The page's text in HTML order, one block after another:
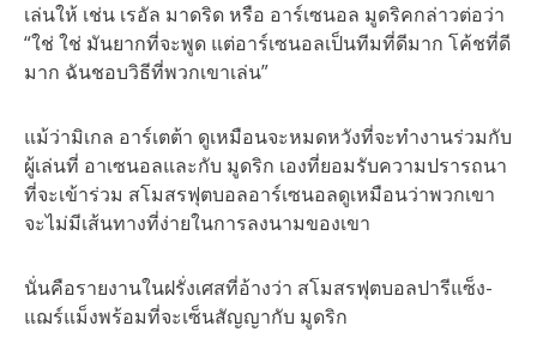
เล่นให้ เช่น เรอัล มาดริด หรือ อาร์เซนอล มูดริคกล่าวต่อว่า
“ใช่ ใช่ มันยากที่จะพูด แต่อาร์เซนอลเป็นทีมที่ดีมาก โค้ชที่ดี
มาก ฉันชอบวิธีที่พวกเขาเล่น”
แม้ว่ามิเกล อาร์เตต้า ดูเหมือนจะหมดหวังที่จะทำงานร่วมกับ
ผู้เล่นที่ อาเซนอลและกับ มูดริก เองที่ยอมรับความปรารถนา
ที่จะเข้าร่วม สโมสรฟุตบอลอาร์เซนอลดูเหมือนว่าพวกเขา
จะไม่มีเส้นทางที่ง่ายในการลงนามของเขา
นั่นคือรายงานในฝรั่งเศสที่อ้างว่า สโมสรฟุตบอลปารีแซ็ง-
แฌร์แม็งพร้อมที่จะเซ็นสัญญากับ มูดริก